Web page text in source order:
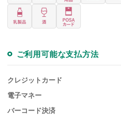
ご利用可能な支払方法
クレジットカード
電子マネー
バーコード決済